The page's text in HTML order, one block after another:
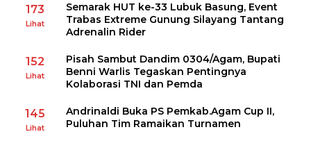
173
Lihat
Semarak HUT ke-33 Lubuk Basung, Event
Trabas Extreme Gunung Silayang Tantang
Adrenalin Rider
152
Lihat
Pisah Sambut Dandim 0304/Agam, Bupati
Benni Warlis Tegaskan Pentingnya
Kolaborasi TNI dan Pemda
145
Lihat
Andrinaldi Buka PS Pemkab.Agam Cup II,
Puluhan Tim Ramaikan Turnamen